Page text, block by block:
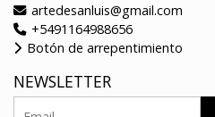
artedesanluis@gmail.com
+5491164988656
Botón de arrepentimiento
NEWSLETTER